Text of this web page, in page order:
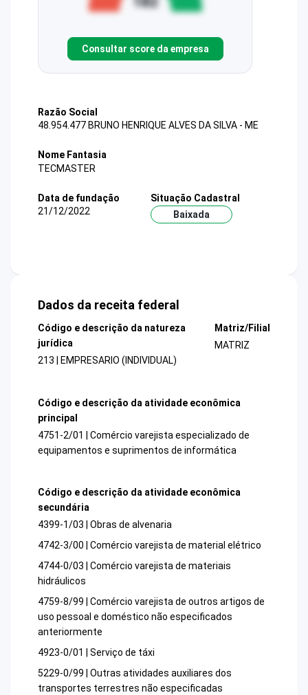
Consultar score da empresa
Razão Social
48.954.477 BRUNO HENRIQUE ALVES DA SILVA - ME
Nome Fantasia
TECMASTER
Data de fundação
21/12/2022
Situação Cadastral
Baixada
Dados da receita federal
Código e descrição da natureza
jurídica
213 | EMPRESARIO (INDIVIDUAL)
Matriz/Filial
MATRIZ
Código e descrição da atividade econômica
principal
4751-2/01 | Comércio varejista especializado de
equipamentos e suprimentos de informática
Código e descrição da atividade econômica
secundária
4399-1/03 | Obras de alvenaria
4742-3/00 | Comércio varejista de material elétrico
4744-0/03 | Comércio varejista de materiais
hidráulicos
4759-8/99 | Comércio varejista de outros artigos de
uso pessoal e doméstico não especificados
anteriormente
4923-0/01 | Serviço de táxi
5229-0/99 | Outras atividades auxiliares dos
transportes terrestres não especificadas